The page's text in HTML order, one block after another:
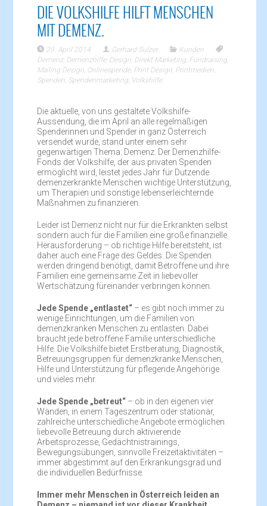
DIE VOLKSHILFE HILFT MENSCHEN
MIT DEMENZ.
29. April 2014 Gerhard Sulzer
Kunden
Demenz, Demenzhilfe, Design, Direkt Marketing, Fundraising,
Mailing Design, Onlinespende, Print Design, Printmedien,
Spenden, Spendenmarketing, Volkshilfe
Die aktuelle, von uns gestaltete Volkshilfe-
Aussendung, die im April an alle regelmäßigen
Spenderinnen und Spender in ganz Österreich
versendet wurde, stand unter einem sehr
gegenwärtigen Thema: Demenz. Der Demenzhilfe-
Fonds der Volkshilfe, der aus privaten Spenden
ermöglicht wird, leistet jedes Jahr für Dutzende
demenzerkrankte Menschen wichtige Unterstützung,
um Therapien und sonstige lebenserleichternde
Maßnahmen zu finanzieren.
Leider ist Demenz nicht nur für die Erkrankten selbst
sondern auch für die Familien eine große finanzielle
Herausforderung – ob richtige Hilfe bereitsteht, ist
daher auch eine Frage des Geldes. Die Spenden
werden dringend benötigt, damit Betroffene und ihre
Familien eine gemeinsame Zeit in liebevoller
Wertschätzung füreinander verbringen können.
Jede Spende „entlastet“ – es gibt noch immer zu
wenige Einrichtungen, um die Familien von
demenzkranken Menschen zu entlasten. Dabei
braucht jede betroffene Familie unterschiedliche
Hilfe. Die Volkshilfe bietet Erstberatung, Diagnostik,
Betreuungsgruppen für demenzkranke Menschen,
Hilfe und Unterstützung für pflegende Angehörige
und vieles mehr.
Jede Spende „betreut“ – ob in den eigenen vier
Wänden, in einem Tageszentrum oder stationär,
zahlreiche unterschiedliche Angebote ermöglichen
liebevolle Betreuung durch aktivierende
Arbeitsprozesse, Gedächtnistrainings,
Bewegungsübungen, sinnvolle Freizeitaktivitäten –
immer abgestimmt auf den Erkrankungsgrad und
die individuellen Bedürfnisse.
Immer mehr Menschen in Österreich leiden an